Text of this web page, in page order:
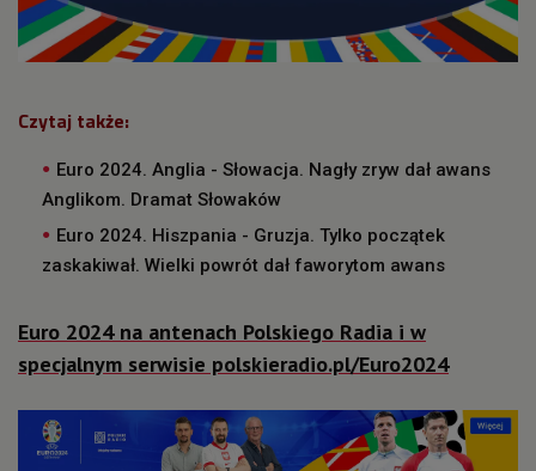
Czytaj także:
Euro 2024. Anglia - Słowacja. Nagły zryw dał awans
Anglikom. Dramat Słowaków
Euro 2024. Hiszpania - Gruzja. Tylko początek
zaskakiwał. Wielki powrót dał faworytom awans
Euro 2024 na antenach Polskiego Radia i w
specjalnym serwisie polskieradio.pl/Euro2024